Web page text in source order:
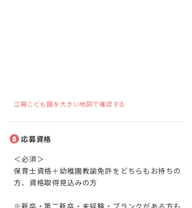
江陽こども園を大きい地図で確認する
応募資格
＜必須＞
保育士資格＋幼稚園教諭免許をどちらもお持ちの
方、資格取得見込みの方